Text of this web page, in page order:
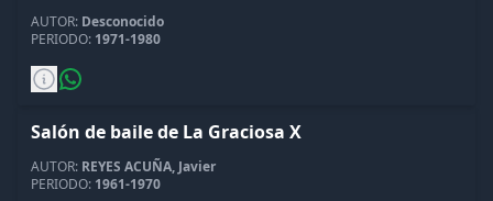
AUTOR: Desconocido
PERIODO: 1971-1980
Salón de baile de La Graciosa X
AUTOR: REYES ACUÑA, Javier
PERIODO: 1961-1970